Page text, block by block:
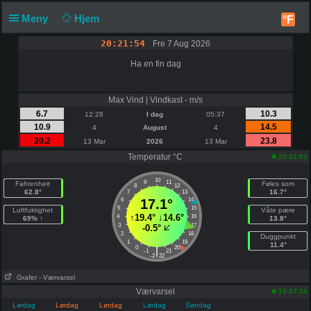
Meny Hjem °F
20:21:54 Fre 7 Aug 2026
Ha en fin dag
Max Vind | Vindkast - m/s
6.7
12:28 I dag 05:37
10.3
10.9
4 August 4
14.5
20.2
13 Mar 2026 13 Mar
23.8
Temperatur °C
20:21:01
Fahrenheit
62.8°
Luftfuktighet
69% ↑
10
9 11
8
12
7
13
6
14
5
15
4
16
3
17
2
18
1
19
0
20
-1 21
|
-2 22
17.1°
↑19.4°↓14.6°
-0.5°
Føles som
16.7°
Våte pære
13.8°
Duggpunkt
11.4°
Grafer - Værvarsel
Værvarsel
19:37:24
Lørdag
Lørdag
Lørdag
Lørdag
Søndag